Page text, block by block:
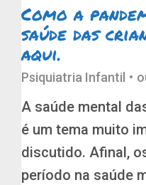
Como a
saúde das
aqui.
Psiquiatria Infantil
A saúde mental
é um tema muito
discutido. Afinal,
período na saúde